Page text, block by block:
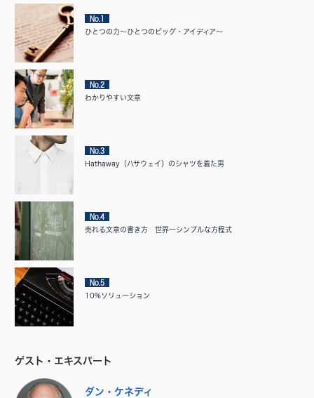
No.1
ひとつの力〜ひとつのビッグ・アイディア〜
No.2
わかりやすい文章
No.3
Hathaway（ハサウェイ）のシャツを着た男
No.4
売れる文章の書き方 世界一シンプルな方程式
No.5
10%ソリューション
ゲスト・エキスパート
ダン・ケネディ